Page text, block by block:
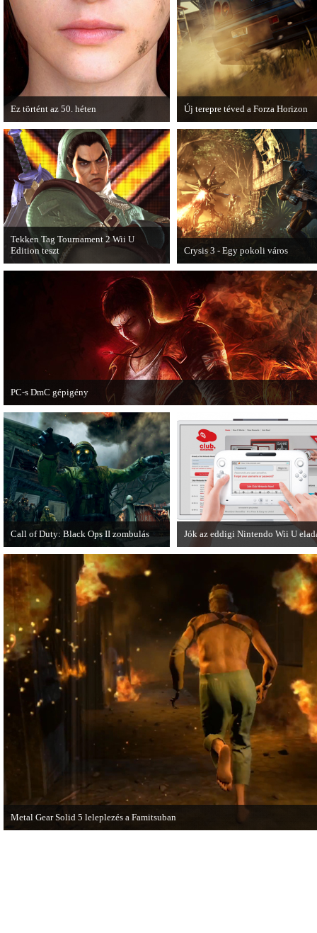
Ez történt az 50. héten
A héten nagyot villantottak a japán
fejlesztők. A Phamtom Pain mellett a
Square Enix techdemója is ütött.
Új terepre téved a Forza Horizon
Hamarosan megérkezik a Forza
Expansion Pack.
Tekken Tag Tournament 2 Wii U
Edition teszt
Az extrákkal felturbózott Tekken Tag
Tournament 2 a Wii U konzolon is
Crysis 3 - Egy pokoli város
A Crysis 3 Hét Csodája
első része újabb lélegzetelállító
pillanatokat mutat be a játékból.
PC-s DmC gépigény
Napvilágra került a DmC PC-s változatának gépigénye, ezzel együtt a
dátumot is bejelentette a kiadó.
Call of Duty: Black Ops II zombulás
Egy DLC formájában jelent meg a Call
of Duty: Black Ops II Nuketown
Zombies.
Jók az eddigi Nintendo Wii U
A Nintendo Wii U meglévő
ellenére remekül teljesít a japán
Metal Gear Solid 5 leleplezés a Famitsuban